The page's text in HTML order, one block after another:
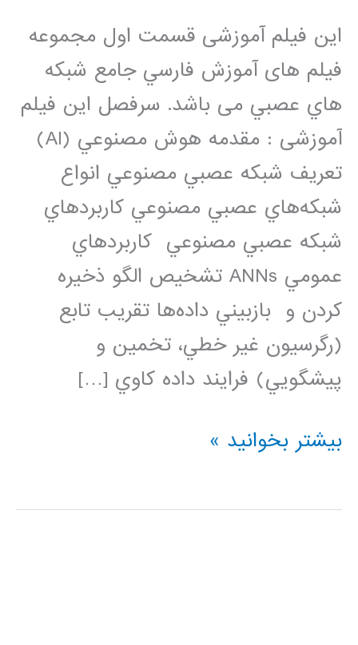
این فیلم آموزشی قسمت اول مجموعه
فيلم های آموزش فارسي جامع شبكه
هاي عصبي می باشد. سرفصل این فیلم
آموزشی : مقدمه هوش مصنوعي (AI)
تعريف شبکه عصبي مصنوعي انواع
شبکه‌هاي عصبي مصنوعي کاربردهاي
شبکه عصبي مصنوعي کاربردهاي
عمومي ANNs تشخيص الگو ذخيره
كردن و بازبيني داده‌ها تقريب تابع
(رگرسيون غير خطي، تخمين و
پيشگويي) فرايند داده کاوي […]
فیلم
مبانی
بیشتر بخوانید »